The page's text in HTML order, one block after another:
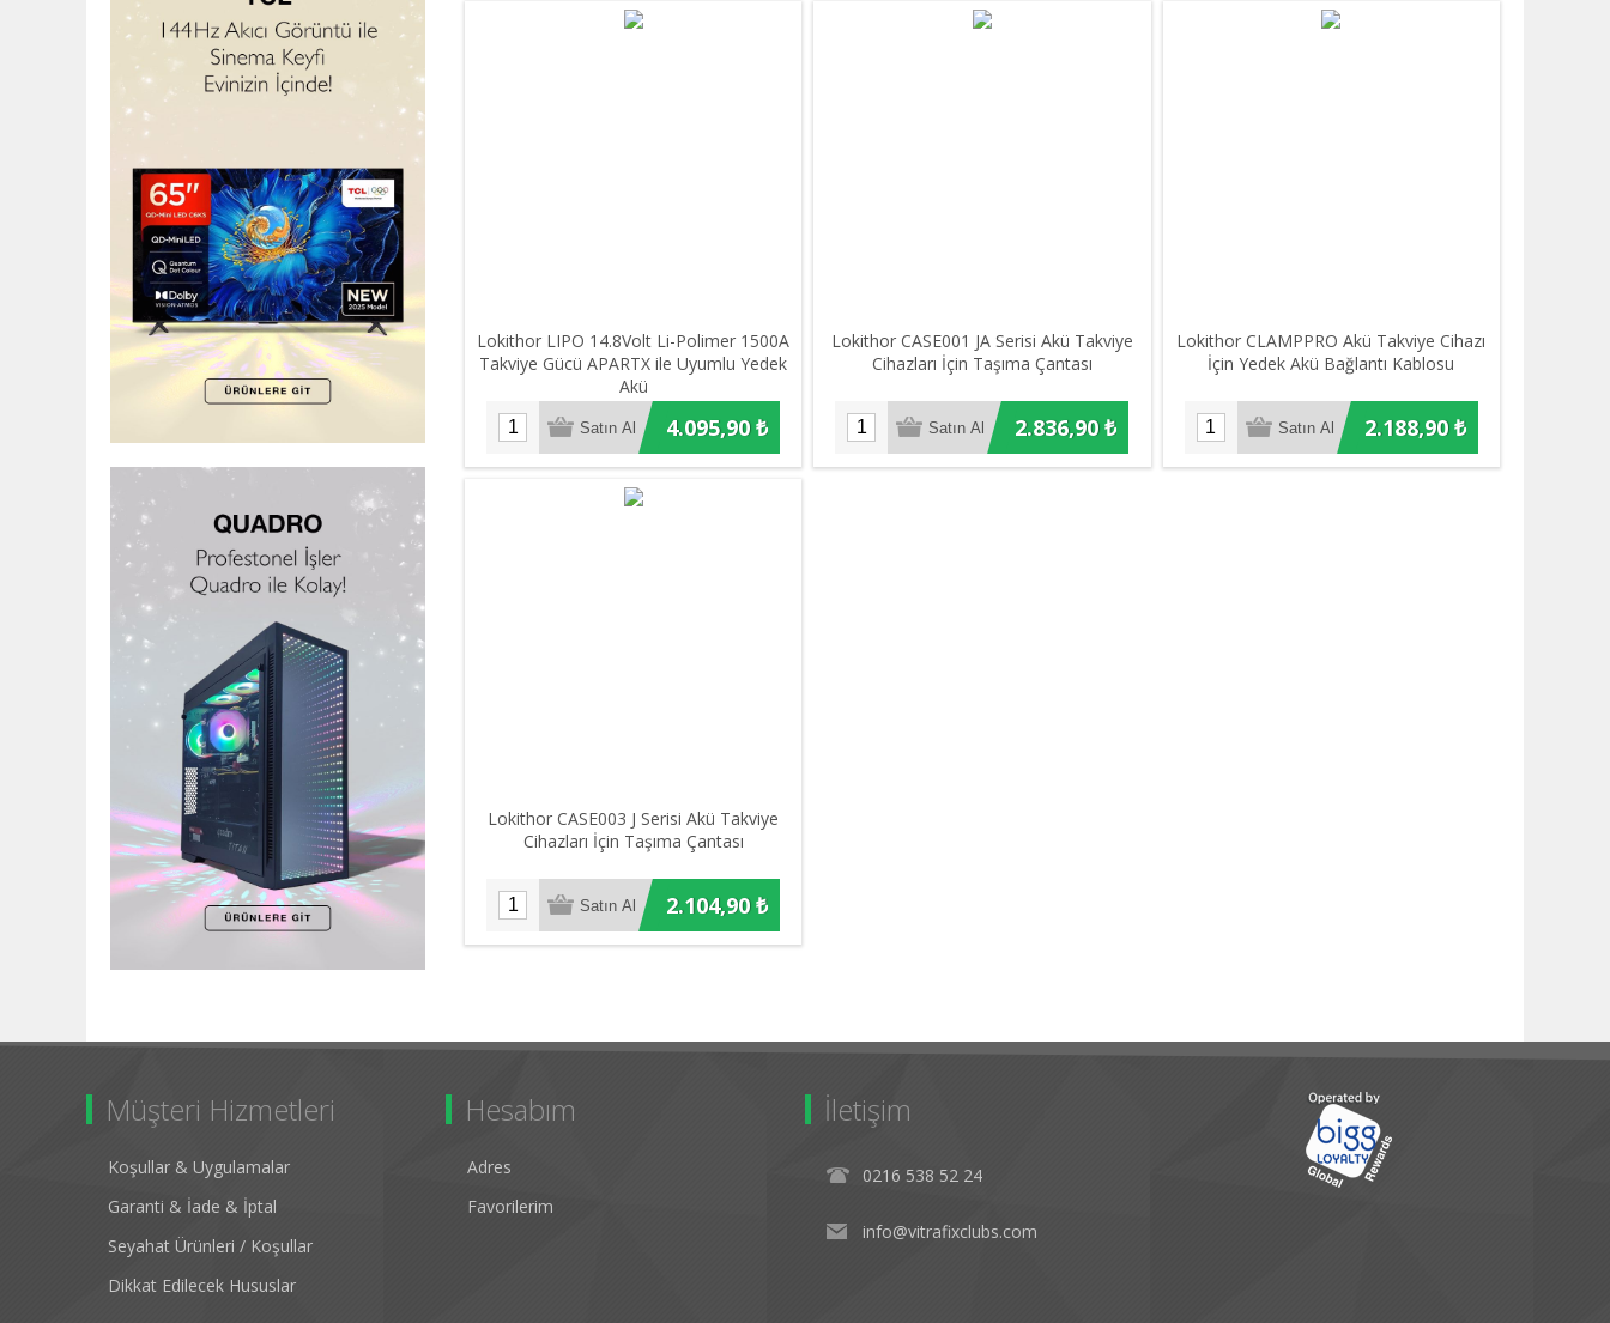
Lokithor LIPO 14.8Volt Li-Polimer 1500A
Takviye Gücü APARTX ile Uyumlu Yedek
Akü
4.095,90 ₺
Lokithor CASE001 JA Serisi Akü Takviye
Cihazları İçin Taşıma Çantası
2.836,90 ₺
Lokithor CLAMPPRO Akü Takviye Cihazı
İçin Yedek Akü Bağlantı Kablosu
2.188,90 ₺
Lokithor CASE003 J Serisi Akü Takviye
Cihazları İçin Taşıma Çantası
2.104,90 ₺
Müşteri Hizmetleri
Koşullar & Uygulamalar
Garanti & İade & İptal
Seyahat Ürünleri / Koşullar
Dikkat Edilecek Hususlar
Hesabım
Adres
Favorilerim
İletişim
0216 538 52 24
info@vitrafixclubs.com